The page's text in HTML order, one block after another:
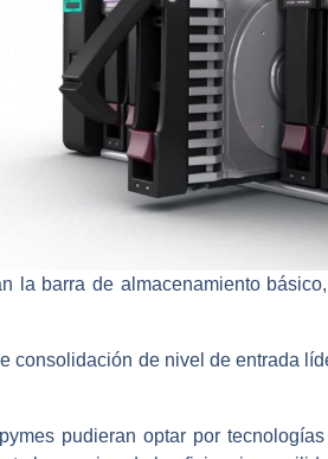
la barra de almacenamiento
consolidación de nivel de entrada
pudieran optar por